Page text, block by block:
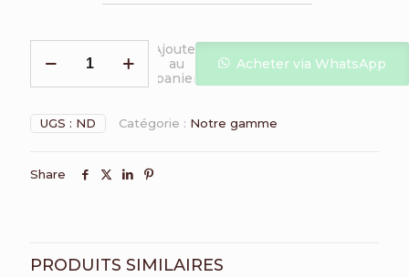
Ajouter
au
panier
Acheter via WhatsApp
UGS : ND Catégorie : Notre gamme
Share
PRODUITS SIMILAIRES